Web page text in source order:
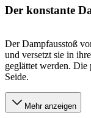
Der konstante
Der Dampfausstoß
und versetzt sie in
geglättet werden.
Seide.
Mehr anzeigen